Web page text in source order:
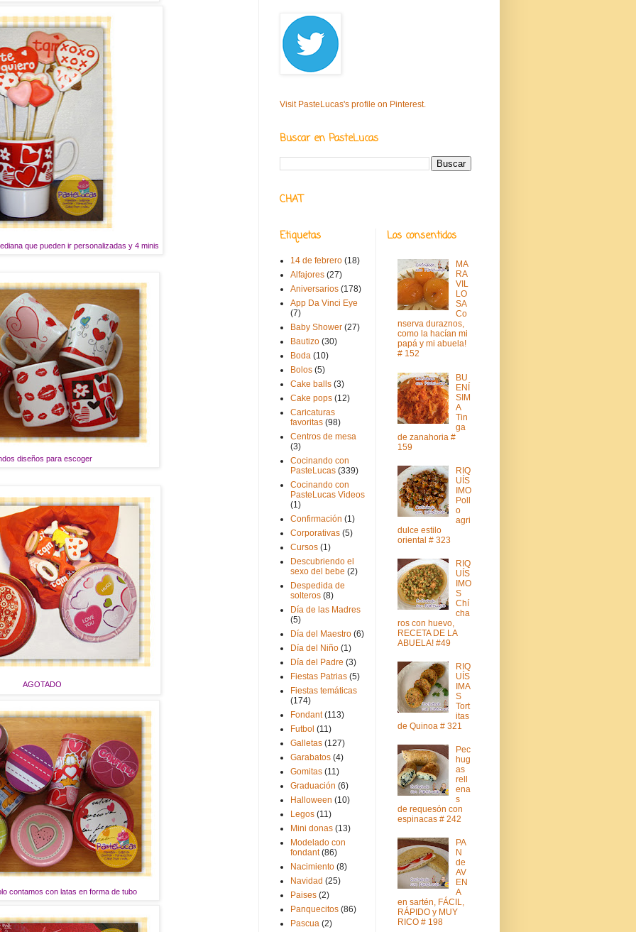
que pueden ir personalizadas y 4 minis
diseños para escoger
AGOTADO
contamos con latas en forma de tubo
Visit PasteLucas's profile on Pinterest.
Buscar en PasteLucas
CHAT
Etiquetas
14 de febrero (18)
Alfajores (27)
Aniversarios (178)
App Da Vinci Eye
(7)
Baby Shower (27)
Bautizo (30)
Boda (10)
Bolos (5)
Cake balls (3)
Cake pops (12)
Caricaturas
favoritas (98)
Centros de mesa
(3)
Cocinando con
PasteLucas (339)
Cocinando con
PasteLucas Videos
(1)
Confirmación (1)
Corporativas (5)
Cursos (1)
Descubriendo el
sexo del bebe (2)
Despedida de
solteros (8)
Día de las Madres
(5)
Día del Maestro (6)
Día del Niño (1)
Día del Padre (3)
Fiestas Patrias (5)
Fiestas temáticas
(174)
Fondant (113)
Futbol (11)
Galletas (127)
Garabatos (4)
Gomitas (11)
Graduación (6)
Halloween (10)
Legos (11)
Mini donas (13)
Modelado con
fondant (86)
Nacimiento (8)
Navidad (25)
Paises (2)
Panquecitos (86)
Pascua (2)
Los consentidos
MA
RA
VIL
LO
SA
Co
nserva duraznos,
como la hacían mi
papá y mi abuela!
# 152
BU
ENÍ
SIM
A
Tin
ga
de zanahoria #
159
RIQ
UÍS
IMO
Poll
o
agri
dulce estilo
oriental # 323
RIQ
UÍS
IMO
S
Chí
cha
ros con huevo,
RECETA DE LA
ABUELA! #49
RIQ
UÍS
IMA
S
Tort
itas
de Quinoa # 321
Pec
hug
as
rell
ena
s
de requesón con
espinacas # 242
PA
N
de
AV
EN
A
en sartén, FÁCIL,
RÁPIDO y MUY
RICO # 198